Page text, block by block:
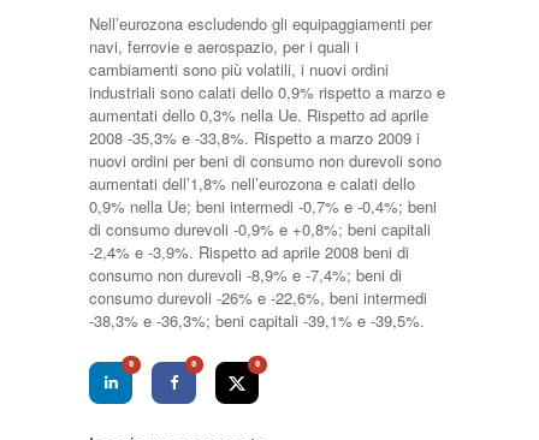
Nell’eurozona escludendo gli equipaggiamenti per
navi, ferrovie e aerospazio, per i quali i
cambiamenti sono più volatili, i nuovi ordini
industriali sono calati dello 0,9% rispetto a marzo e
aumentati dello 0,3% nella Ue. Rispetto ad aprile
2008 -35,3% e -33,8%. Rispetto a marzo 2009 i
nuovi ordini per beni di consumo non durevoli sono
aumentati dell’1,8% nell’eurozona e calati dello
0,9% nella Ue; beni intermedi -0,7% e -0,4%; beni
di consumo durevoli -0,9% e +0,8%; beni capitali
-2,4% e -3,9%. Rispetto ad aprile 2008 beni di
consumo non durevoli -8,9% e -7,4%; beni di
consumo durevoli -26% e -22,6%, beni intermedi
-38,3% e -36,3%; beni capitali -39,1% e -39,5%.
0 0 0